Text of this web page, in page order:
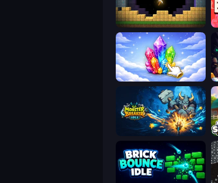
Pickaxe Crusher Idle
Crystalia Idle Clicker
Monster Breaker Idle